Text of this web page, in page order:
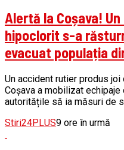
Alertă la Coșava!
hipoclorit s-a
evacuat populația
Un accident rutier produs
Coșava a mobilizat
autoritățile să ia măsuri de
Stiri24PLUS9 ore în urmă